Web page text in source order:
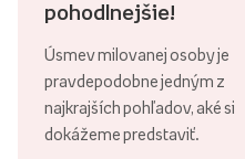
pohodlnejšie!
Úsmev milovanej osoby je
pravdepodobne jedným z
najkrajších pohľadov, aké si
dokážeme predstaviť.